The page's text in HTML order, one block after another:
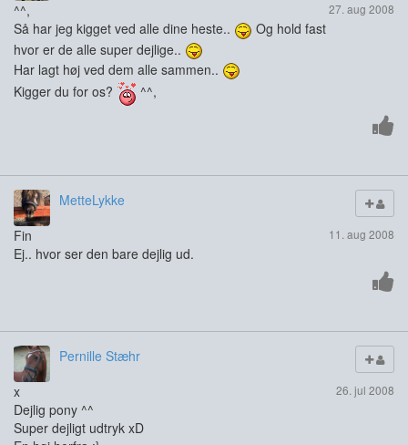
27. aug 2008
^^,
Så har jeg kigget ved alle dine heste..
Og hold fast
hvor er de alle super dejlige..
Har lagt høj ved dem alle sammen..
Kigger du for os?
^^,
MetteLykke
11. aug 2008
Fin
Ej.. hvor ser den bare dejlig ud.
Pernille Stæhr
26. jul 2008
x
Dejlig pony ^^
Super dejligt udtryk xD